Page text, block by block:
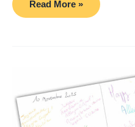
Marché
Noël
Read More »